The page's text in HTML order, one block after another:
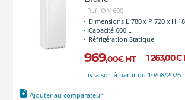
Ref: QN 600
Dimensions L 780 x P 720 x H
Capacité 600 L
Réfrigération Statique
969,00€ HT 1 263,00€
Livraison à partir du 10/08/2026
Ajouter au comparateur